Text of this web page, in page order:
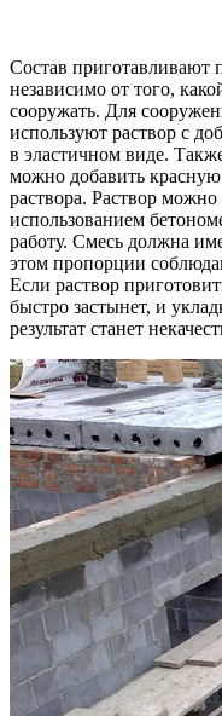
Состав приготавливают
независимо от того,
сооружать. Для
используют раствор с
в эластичном виде.
можно добавить красную
раствора. Раствор
использованием
работу. Смесь должна
этом пропорции
Если раствор
быстро застынет, и
результат станет